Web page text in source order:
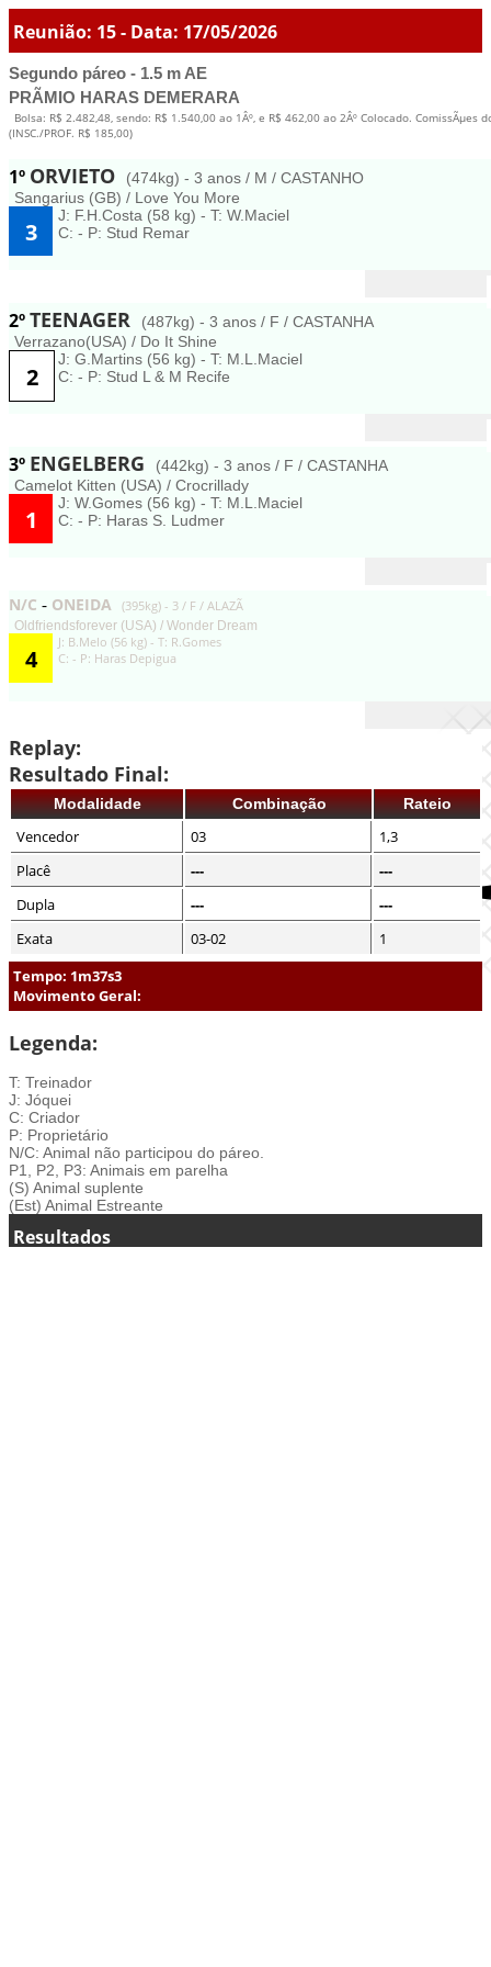
Reunião: 15 - Data: 17/05/2026
Segundo páreo - 1.5 m AE
PRÃMIO HARAS DEMERARA
Bolsa: R$ 2.482,48, sendo: R$ 1.540,00 ao 1Âº, e R$ 462,00 ao 2Âº Colocado. ComissÃµes
(INSC./PROF. R$ 185,00)
1º ORVIETO
(474kg) - 3 anos / M / CASTANHO
Sangarius (GB) / Love You More
3
J: F.H.Costa (58 kg) - T: W.Maciel
C: - P: Stud Remar
2ºTEENAGER
(487kg) - 3 anos / F / CASTANHA
Verrazano(USA) / Do It Shine
2
J: G.Martins (56 kg) - T: M.L.Maciel
C: - P: Stud L & M Recife
3º ENGELBERG
(442kg) - 3 anos / F / CASTANHA
Camelot Kitten (USA) / Crocrillady
1
J: W.Gomes (56 kg) - T: M.L.Maciel
C: - P: Haras S. Ludmer
N/C - ONEIDA (395kg) - 3 / F / ALAZÃ
Oldfriendsforever (USA) / Wonder Dream
4
J: B.Melo (56 kg) - T: R.Gomes
C: - P: Haras Depigua
Replay:
Resultado Final:
Modalidade Combinação Rateio
Vencedor 03
1,3
Placê
---
---
Dupla
---
---
Exata
03-02
1
Tempo: 1m37s3
Movimento Geral:
Legenda:
T: Treinador
J: Jóquei
C: Criador
P: Proprietário
N/C: Animal não participou do páreo.
P1, P2, P3: Animais em parelha
(S) Animal suplente
(Est) Animal Estreante
Resultados